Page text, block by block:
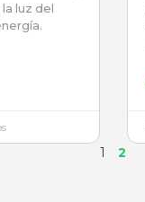
luz del
1 2